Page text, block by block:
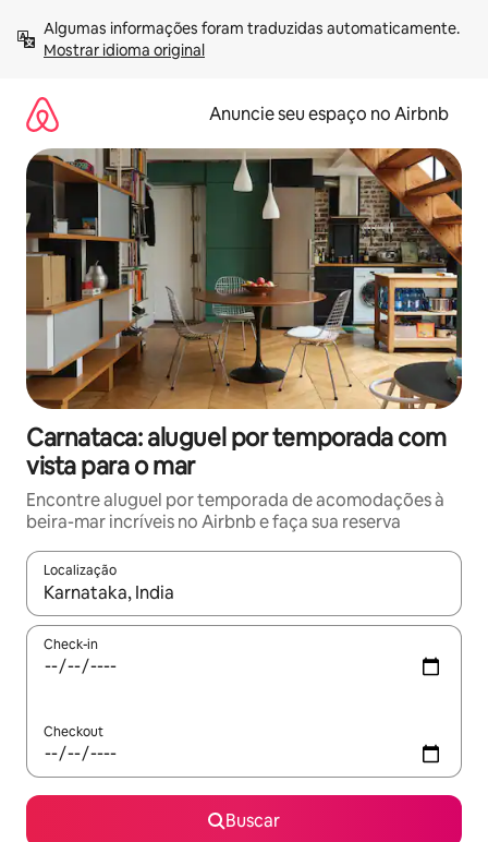
para
Mostrar idioma original
Anuncie seu espaço no Airbnb
Carnataca: aluguel por temporada com
vista para o mar
Encontre aluguel por temporada de acomodações à
beira-mar incríveis no Airbnb e faça sua reserva
Localização
Quando os resultados estiverem disponíveis, explore-os
Check-in
Checkout
Buscar